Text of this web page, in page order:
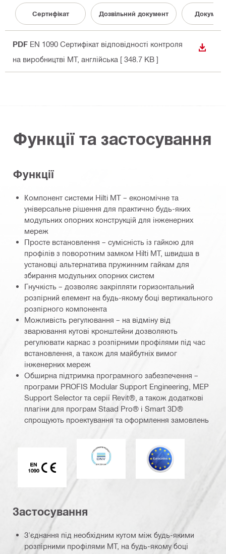
Сертифікат Дозвільний документ
PDF EN 1090 Сертифікат відповідності контроля
на виробництві MT, англійська [ 348.7 KB ]
Функції та застосування
Функції
Компонент системи Hilti MT – економічне та
універсальне рішення для практично будь-яких
модульних опорних конструкцій для інженерних
мереж
Просте встановлення – сумісність із гайкою для
профілів з поворотним замком Hilti MT, швидша в
установці альтернатива пружинним гайкам для
збирання модульних опорних систем
Гнучкість – дозволяє закріпляти горизонтальний
розпірний елемент на будь-якому боці вертикального
розпірного компонента
Можливість регулювання – на відміну від
зварювання кутові кронштейни дозволяють
регулювати каркас з розпірними профілями під час
встановлення, а також для майбутніх вимог
інженерних мереж
Обширна підтримка програмного забезпечення –
програми PROFIS Modular Support Engineering, MEP
Support Selector та серії Revit®, а також додаткові
плагіни для програм Staad Pro® і Smart 3D®
спрощують проектування та оформлення замовлень
Маркування CE EN 1090
DNV Єврокод
Застосування
З'єднання під необхідним кутом між будь-якими
розпірними профілями MT, на будь-якому боці